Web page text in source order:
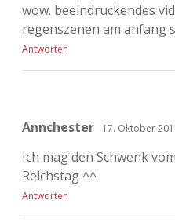
wow. beeindruckendes
regenszenen am anfang
Antworten
Annchester 17. Oktober
Ich mag den Schwenk
Reichstag ^^
Antworten